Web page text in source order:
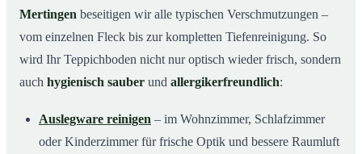
Mertingen beseitigen wir alle typischen Verschmutzungen –
vom einzelnen Fleck bis zur kompletten Tiefenreinigung. So
wird Ihr Teppichboden nicht nur optisch wieder frisch, sondern
auch hygienisch sauber und allergikerfreundlich:
Auslegware reinigen – im Wohnzimmer, Schlafzimmer
oder Kinderzimmer für frische Optik und bessere Raumluft